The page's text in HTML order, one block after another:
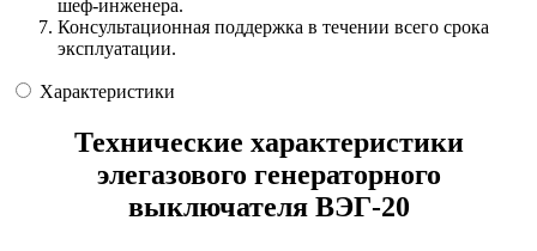
шеф-инженера.
Консультационная поддержка в течении всего срока
эксплуатации.
Характеристики
Технические характеристики
элегазового генераторного
выключателя ВЭГ-20